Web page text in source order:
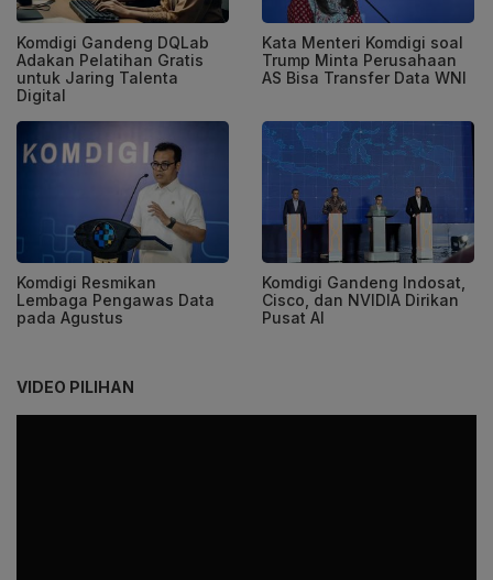
Komdigi Gandeng DQLab
Adakan Pelatihan Gratis
untuk Jaring Talenta
Digital
Kata Menteri Komdigi soal
Trump Minta Perusahaan
AS Bisa Transfer Data WNI
Komdigi Resmikan
Lembaga Pengawas Data
pada Agustus
Komdigi Gandeng Indosat,
Cisco, dan NVIDIA Dirikan
Pusat AI
VIDEO PILIHAN